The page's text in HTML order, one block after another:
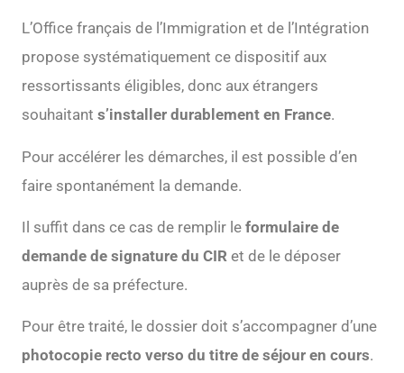
L’Office français de l’Immigration et de l’Intégration
propose systématiquement ce dispositif aux
ressortissants éligibles, donc aux étrangers
souhaitant s’installer durablement en France.
Pour accélérer les démarches, il est possible d’en
faire spontanément la demande.
Il suffit dans ce cas de remplir leformulaire de
demande de signature du CIRet de le déposer
auprès de sa préfecture.
Pour être traité, le dossier doit s’accompagner d’une
photocopie recto verso du titre de séjour en cours.